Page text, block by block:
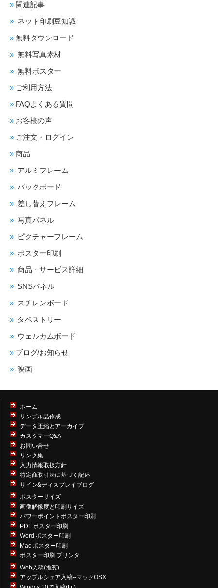
関連記事
ネット印刷豆知識
無料ダウンロード
無料写真素材
無料ポスター
ご利用方法
FAQよくある質問
お客様の声
ご注文・ログイン
商品
アルミフレーム
バックボード
差し替えフレーム
写真パネル
ピクチャーフレーム
ポスター印刷
商品・サービス詳細
SNSパネル
スチレンボード
タペストリー
ウェルカムボード
ブログ/お知らせ
映画
ホーム
サンプル品作成
データ圧縮とアーカイブ
カスタマーQ&A
お問い合せ
リンク集
入力情報取扱方針
特定商取引法に基づく記述
サイン&ディスプレイブログ
ポスターサイズ
画像解像度と印刷サイズ
パワーポイントポスター印刷
PDF ポスター印刷
Word ポスター印刷
Mac ポスター印刷
ポスター印刷 プリンタ
Web入稿(推奨)
アップルシェア入稿--マックOSX